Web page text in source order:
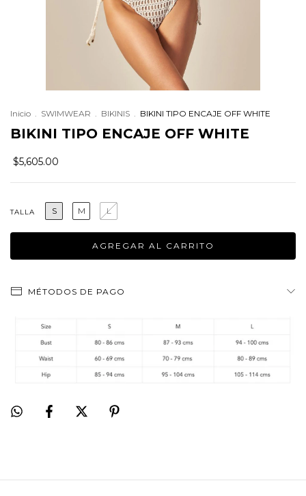
Inicio . SWIMWEAR . BIKINIS . BIKINI TIPO ENCAJE OFF WHITE
BIKINI TIPO ENCAJE OFF WHITE
$5,605.00
TALLA S M L
MÉTODOS DE PAGO